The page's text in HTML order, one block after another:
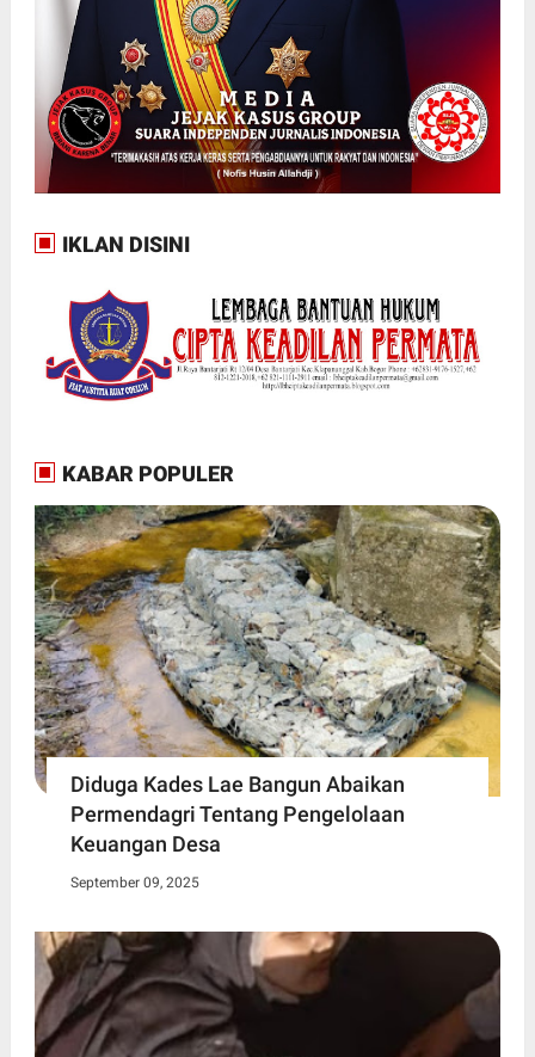
IKLAN DISINI
KABAR POPULER
Diduga Kades Lae Bangun Abaikan
Permendagri Tentang Pengelolaan
Keuangan Desa
September 09, 2025